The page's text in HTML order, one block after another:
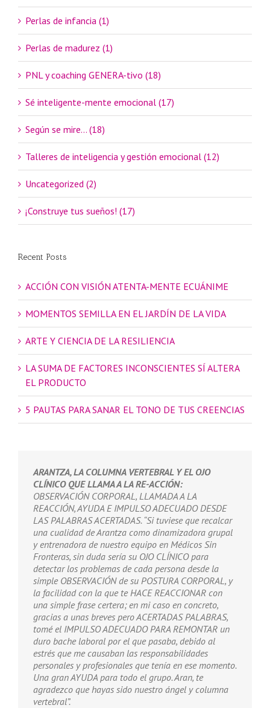
Perlas de infancia (1)
Perlas de madurez (1)
PNL y coaching GENERA-tivo (18)
Sé inteligente-mente emocional (17)
Según se mire… (18)
Talleres de inteligencia y gestión emocional (12)
Uncategorized (2)
¡Construye tus sueños! (17)
Recent Posts
ACCIÓN CON VISIÓN ATENTA-MENTE ECUÁNIME
MOMENTOS SEMILLA EN EL JARDÍN DE LA VIDA
ARTE Y CIENCIA DE LA RESILIENCIA
LA SUMA DE FACTORES INCONSCIENTES SÍ ALTERA
EL PRODUCTO
5 PAUTAS PARA SANAR EL TONO DE TUS CREENCIAS
ARANTZA, LA COLUMNA VERTEBRAL Y EL OJO
CLÍNICO QUE LLAMA A LA RE-ACCIÓN:
OBSERVACIÓN CORPORAL, LLAMADA A LA
REACCIÓN, AYUDA E IMPULSO ADECUADO DESDE
LAS PALABRAS ACERTADAS. “Si tuviese que recalcar
una cualidad de Arantza como dinamizadora grupal
y entrenadora de nuestro equipo en Médicos Sin
Fronteras, sin duda sería su OJO CLÍNICO para
detectar los problemas de cada persona desde la
simple OBSERVACIÓN de su POSTURA CORPORAL, y
la facilidad con la que te HACE REACCIONAR con
una simple frase certera; en mi caso en concreto,
gracias a unas breves pero ACERTADAS PALABRAS,
tomé el IMPULSO ADECUADO PARA REMONTAR un
duro bache laboral por el que pasaba, debido al
estrés que me causaban las responsabilidades
personales y profesionales que tenía en ese momento.
Una gran AYUDA para todo el grupo. Aran, te
agradezco que hayas sido nuestro ángel y columna
vertebral”.